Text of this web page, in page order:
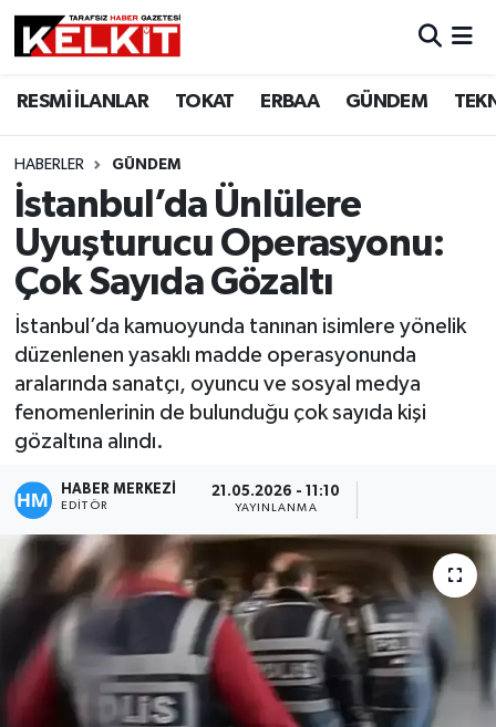
RESMİ İLANLAR TOKAT ERBAA GÜNDEM
HABERLER GÜNDEM
İstanbul’da Ünlülere
Uyuşturucu Operasyonu:
Çok Sayıda Gözaltı
İstanbul’da kamuoyunda tanınan isimlere yönelik
düzenlenen yasaklı madde operasyonunda
aralarında sanatçı, oyuncu ve sosyal medya
fenomenlerinin de bulunduğu çok sayıda kişi
gözaltına alındı.
HABER MERKEZİ
EDITÖR
21.05.2026 - 11:10
YAYINLANMA